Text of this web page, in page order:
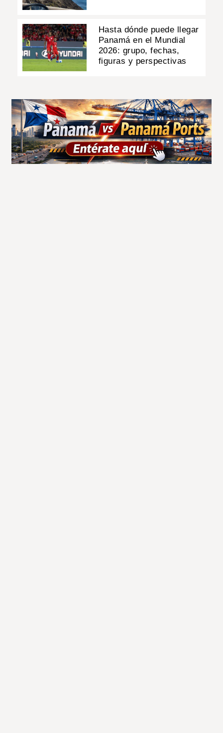
Hasta dónde puede llegar
Panamá en el Mundial
2026: grupo, fechas,
figuras y perspectivas